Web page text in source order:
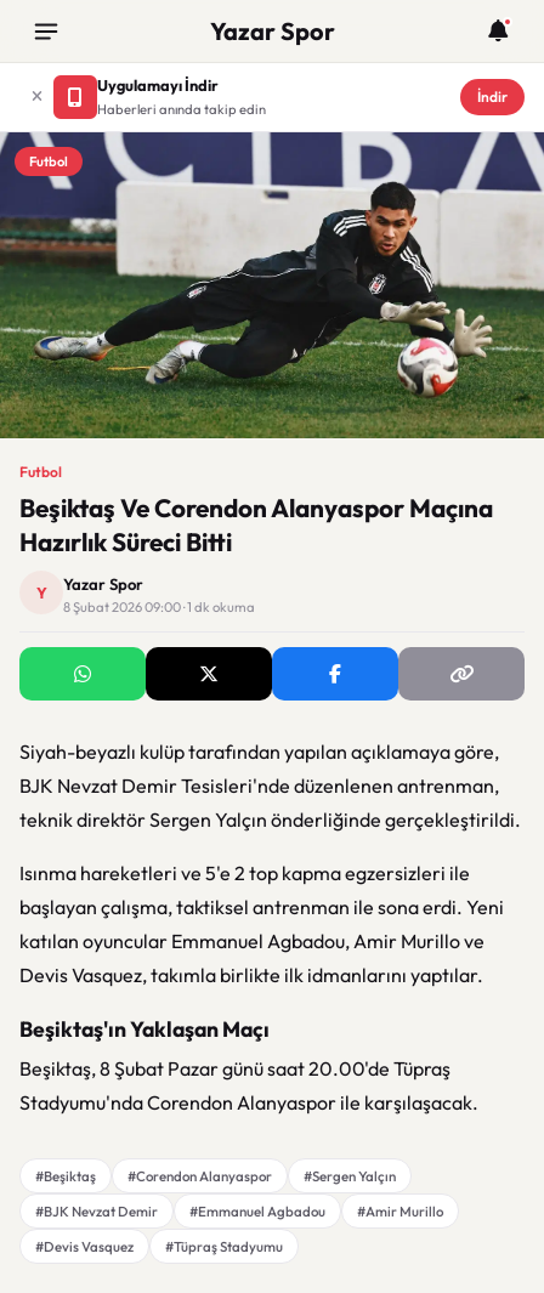
Yazar Spor
Uygulamayı İndir
Haberleri anında takip edin
İndir
Futbol
Futbol
Beşiktaş Ve Corendon Alanyaspor Maçına
Hazırlık Süreci Bitti
Y Yazar Spor
8 Şubat 2026 09:00 · 1 dk okuma
Siyah-beyazlı kulüp tarafından yapılan açıklamaya göre,
BJK Nevzat Demir Tesisleri'nde düzenlenen antrenman,
teknik direktör Sergen Yalçın önderliğinde gerçekleştirildi.
Isınma hareketleri ve 5'e 2 top kapma egzersizleri ile
başlayan çalışma, taktiksel antrenman ile sona erdi. Yeni
katılan oyuncular Emmanuel Agbadou, Amir Murillo ve
Devis Vasquez, takımla birlikte ilk idmanlarını yaptılar.
Beşiktaş'ın Yaklaşan Maçı
Beşiktaş, 8 Şubat Pazar günü saat 20.00'de Tüpraş
Stadyumu'nda Corendon Alanyaspor ile karşılaşacak.
#Beşiktaş #Corendon Alanyaspor
#Sergen Yalçın
#BJK Nevzat Demir
#Emmanuel Agbadou
#Amir Murillo
#Devis Vasquez
#Tüpraş Stadyumu